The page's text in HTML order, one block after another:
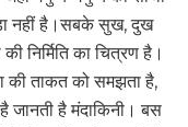
नहीं है।सबके सुख, दुख
निर्मिति का चित्रण है।
की ताकत को समझता है,
जानती है मंदाकिनी। बस